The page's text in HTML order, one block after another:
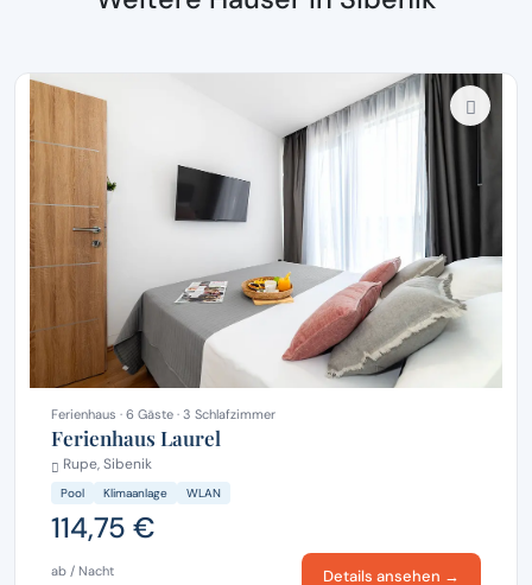
Ferienhaus · 6 Gäste · 3 Schlafzimmer
Ferienhaus Laurel
Rupe, Sibenik
Pool Klimaanlage WLAN
114,75 €
ab / Nacht Details ansehen →